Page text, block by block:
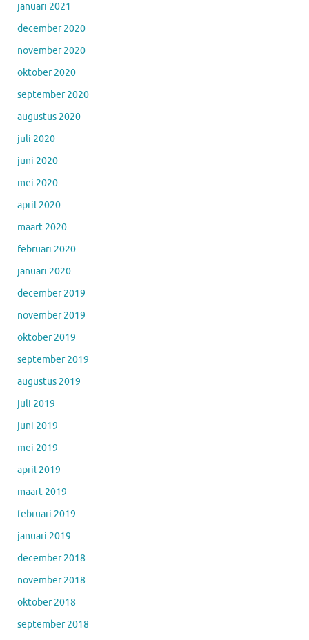
januari 2021
december 2020
november 2020
oktober 2020
september 2020
augustus 2020
juli 2020
juni 2020
mei 2020
april 2020
maart 2020
februari 2020
januari 2020
december 2019
november 2019
oktober 2019
september 2019
augustus 2019
juli 2019
juni 2019
mei 2019
april 2019
maart 2019
februari 2019
januari 2019
december 2018
november 2018
oktober 2018
september 2018